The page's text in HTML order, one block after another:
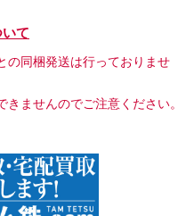
て
の同梱発送は行っておりませ
ませんのでご注意ください。